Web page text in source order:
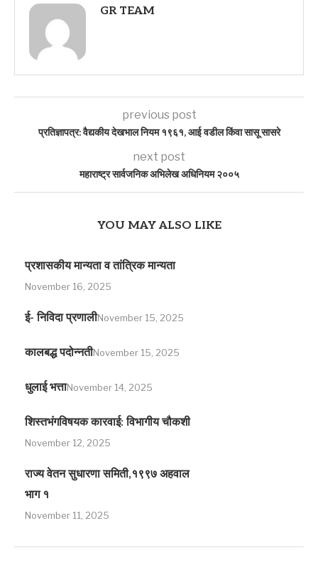
GR TEAM
previous post
प्रतिज्ञापत्र: वैद्यकीय देखभाल नियम १९६१, आई वडील किंवा सासू सासरे
next post
महाराष्ट्र सार्वजनिक अभिलेख अधिनियम २००५
YOU MAY ALSO LIKE
प्रशासकीय मान्यता व तांत्रिक मान्यता
November 16, 2025
ई- निविदा प्रणालीNovember 15, 2025
कालबद्ध पदोन्नतीNovember 15, 2025
धुलाई भत्ताNovember 14, 2025
शिस्तभंगविषयक कारवाई: विभागीय चौकशी
November 12, 2025
राज्य वेतन सुधारणा समिती,१९९७ अहवाल
भाग १
November 11, 2025